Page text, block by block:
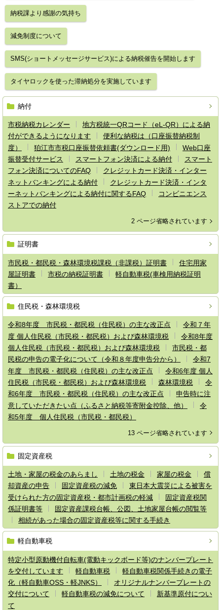
納税課より感謝の気持ち
減免制度について
SMS(ショートメッセージサービス)による納税催告を開始します
タイヤロックを使った滞納処分を実施しています
納付
市税納税カレンダー
地方税統一QRコード（eL-QR）による納
付ができるようになります
便利な納税は（口座振替納税制
度）
狛江市市税口座振替依頼書(ダウンロード用)
Web口座
振替受付サービス
スマートフォン決済による納付
スマート
フォン決済についてのFAQ
クレジットカード決済・インター
ネットバンキングによる納付
クレジットカード決済・インタ
ーネットバンキングによる納付に関するFAQ
コンビニエンス
ストアでの納付
2 ページ省略されています
証明書
市民税・都民税・森林環境税課税（非課税）証明書
住宅用家
屋証明書
市税の納税証明書
軽自動車税(車検用納税証明
書）
住民税・森林環境税
令和8年度 市民税・都民税（住民税）の主な改正点
令和７年
度 個人住民税（市民税・都民税）および森林環境税
令和8年度
個人住民税（市民税・都民税）および森林環境税
市民税・都
民税の申告の電子化について（令和８年度申告分から）
令和7
年度 市民税・都民税（住民税）の主な改正点
令和6年度 個人
住民税（市民税・都民税）および森林環境税
森林環境税
令
和6年度 市民税・都民税（住民税）の主な改正点
申告時に注
意していただきたい点（ふるさと納税等寄附金控除、他）
令
和5年度 個人住民税（市民税・都民税）
13 ページ省略されています
固定資産税
土地・家屋の税金のあらまし 土地の税金 家屋の税金
償
却資産の申告
固定資産税の減免
東日本大震災による被害を
受けられた方の固定資産税・都市計画税の軽減
固定資産税関
係証明書等
固定資産課税台帳、公図、土地家屋台帳の閲覧等
相続があった場合の固定資産税等に関する手続き
軽自動車税
特定小型原動機付自転車(電動キックボード等)のナンバープレート
を交付しています
軽自動車税
軽自動車税関係手続きの電子
化（軽自動車OSS・軽JNKS）
オリジナルナンバープレートの
交付について
軽自動車税の減免について
新基準原付につい
て